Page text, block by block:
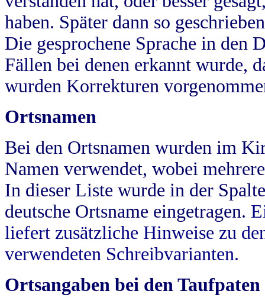
haben. Später dann so
Die gesprochene Sprache in
Fällen bei denen erkannt wurde,
wurden Korrekturen
Ortsnamen
Bei den Ortsnamen wurden im
Namen verwendet, wobei
In dieser Liste wurde in der
deutsche Ortsname eingetragen.
liefert zusätzliche Hinweise zu
verwendeten Schreibvarianten.
Ortsangaben bei den Taufpaten